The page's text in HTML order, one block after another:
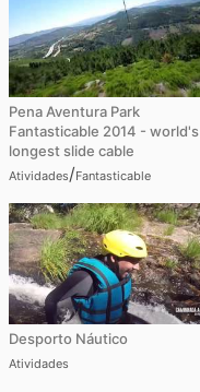
Pena Aventura Park
Fantasticable 2014 - world's
longest slide cable
Atividades/Fantasticable
Desporto Náutico
Atividades